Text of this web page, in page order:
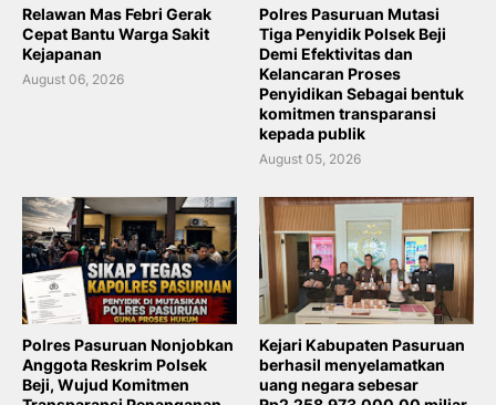
Relawan Mas Febri Gerak
Cepat Bantu Warga Sakit
Kejapanan
August 06, 2026
Polres Pasuruan Mutasi
Tiga Penyidik Polsek Beji
Demi Efektivitas dan
Kelancaran Proses
Penyidikan Sebagai bentuk
komitmen transparansi
kepada publik
August 05, 2026
Polres Pasuruan Nonjobkan
Anggota Reskrim Polsek
Beji, Wujud Komitmen
Kejari Kabupaten Pasuruan
berhasil menyelamatkan
uang negara sebesar